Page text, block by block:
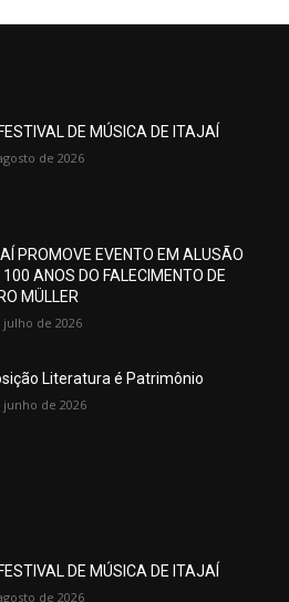
DE MÚSICA DE ITAJAÍ
de 2026
PROMOVE EVENTO EM ALUSÃO
ANOS DO FALECIMENTO DE
MÜLLER
julho de 2026
Literatura é Patrimônio
junho de 2026
DE MÚSICA DE ITAJAÍ
de 2026